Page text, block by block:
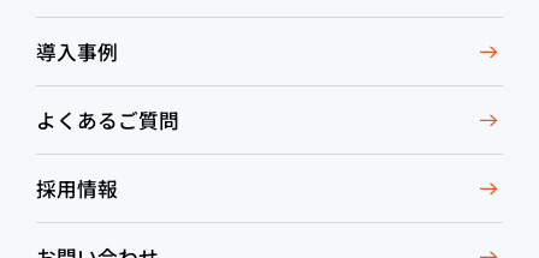
導入事例
よくあるご質問
採用情報